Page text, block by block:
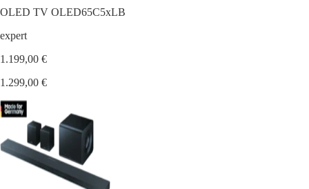
OLED TV OLED65C5xLB
expert
1.199,00 €
1.299,00 €